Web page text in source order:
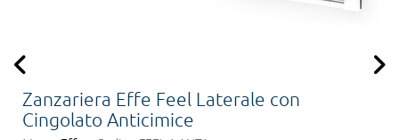
Zanzariera Effe Feel Laterale con
Cingolato Anticimice